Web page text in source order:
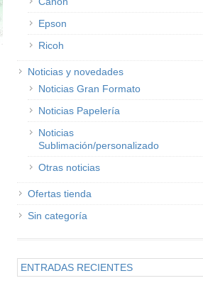
Epson
Ricoh
Noticias y novedades
Noticias Gran Formato
Noticias Papelería
Noticias
Sublimación/personalizado
Otras noticias
Ofertas tienda
Sin categoría
ENTRADAS RECIENTES